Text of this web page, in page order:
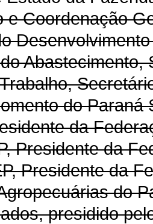
e Coordenação
do
da
Presidente da
Presidente da
do
presidido